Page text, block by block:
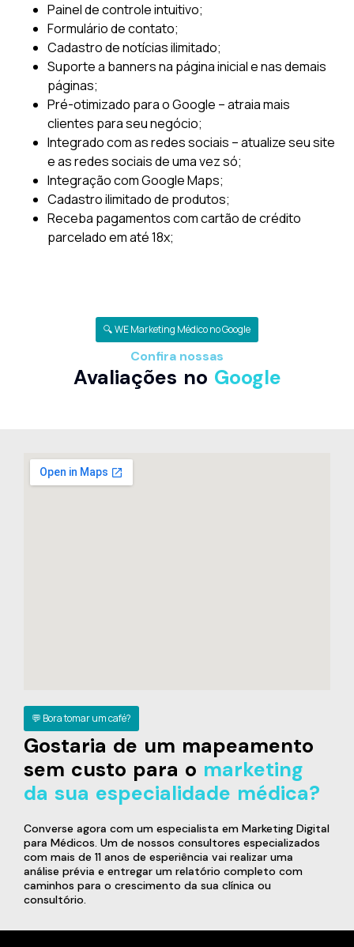
Painel de controle intuitivo;
Formulário de contato;
Cadastro de notícias ilimitado;
Suporte a banners na página inicial e nas demais
páginas;
Pré-otimizado para o Google – atraia mais
clientes para seu negócio;
Integrado com as redes sociais – atualize seu site
e as redes sociais de uma vez só;
Integração com Google Maps;
Cadastro ilimitado de produtos;
Receba pagamentos com cartão de crédito
parcelado em até 18x;
🔍 WE Marketing Médico no Google
Confira nossas
Avaliações no Google
💬 Bora tomar um café?
Gostaria de um mapeamento
sem custo para o marketing
da sua especialidade médica?
Converse agora com um especialista em Marketing Digital
para Médicos. Um de nossos consultores especializados
com mais de 11 anos de esperiência vai realizar uma
análise prévia e entregar um relatório completo com
caminhos para o crescimento da sua clínica ou
consultório.